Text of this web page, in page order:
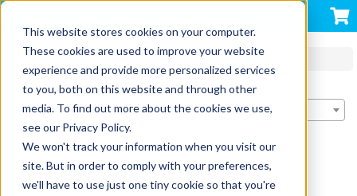
This website stores cookies on your computer.
These cookies are used to improve your website
experience and provide more personalized services
to you, both on this website and through other
media. To find out more about the cookies we use,
see our Privacy Policy.
We won't track your information when you visit our
site. But in order to comply with your preferences,
we'll have to use just one tiny cookie so that you're
UZBEKISTAN 2025
Stai visualizzando 0 prodotti | Ordina per:
Rilevanza